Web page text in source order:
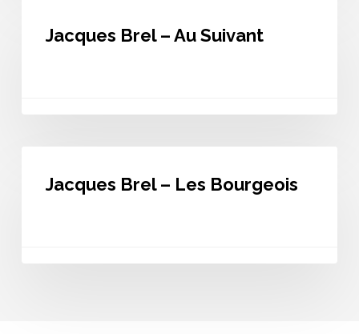
Jacques Brel – Au Suivant
Jacques Brel – Les Bourgeois